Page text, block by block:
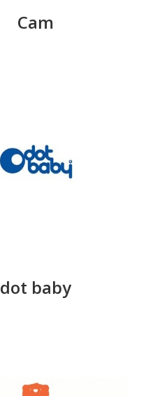
Cam
dot baby